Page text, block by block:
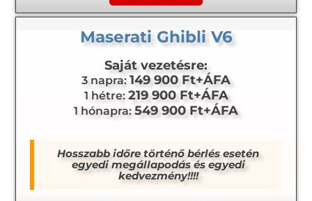
Maserati Ghibli V6
Saját vezetésre:
3 napra: 149 900 Ft+ÁFA
1 hétre: 219 900 Ft+ÁFA
1 hónapra: 549 900 Ft+ÁFA
Hosszabb időre történő bérlés esetén
egyedi megállapodás és egyedi
kedvezmény!!!!